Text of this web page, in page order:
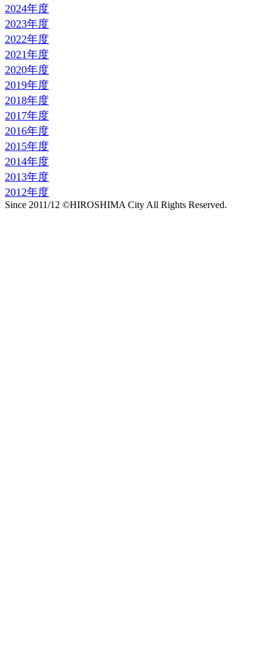
2024年度
2023年度
2022年度
2021年度
2020年度
2019年度
2018年度
2017年度
2016年度
2015年度
2014年度
2013年度
2012年度
Since 2011/12 ©HIROSHIMA City All Rights Reserved.